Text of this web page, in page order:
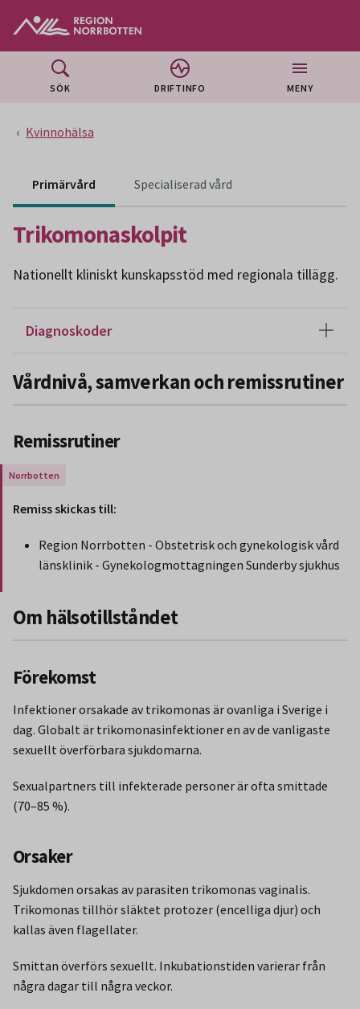
SÖK DRIFTINFO MENY
Kvinnohälsa
Primärvård Specialiserad vård
Trikomonaskolpit
Nationellt kliniskt kunskapsstöd med regionala tillägg.
Diagnoskoder
Vårdnivå, samverkan och remissrutiner
Remissrutiner
Gäller endast för Region Norrbotten.
Remiss skickas till:
Region Norrbotten - Obstetrisk och gynekologisk vård
länsklinik - Gynekologmottagningen Sunderby sjukhus
Om hälsotillståndet
Förekomst
Infektioner orsakade av trikomonas är ovanliga i Sverige i
dag. Globalt är trikomonasinfektioner en av de vanligaste
sexuellt överförbara sjukdomarna.
Sexualpartners till infekterade personer är ofta smittade
(70–85 %).
Orsaker
Sjukdomen orsakas av parasiten trikomonas vaginalis.
Trikomonas tillhör släktet protozer (encelliga djur) och
kallas även flagellater.
Smittan överförs sexuellt. Inkubationstiden varierar från
några dagar till några veckor.